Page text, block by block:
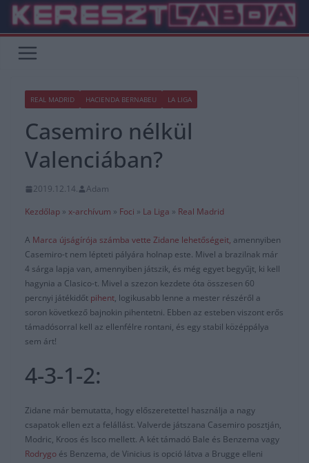
Skip
content
REAL MADRID HACIENDA BERNABEU LA LIGA
Casemiro nélkül
Valenciában?
2019.12.14.
Adam
Kezdőlap » x-archívum » Foci » La Liga » Real Madrid
A Marca újságírója számba vette Zidane lehetőségeit, amennyiben
Casemiro-t nem lépteti pályára holnap este. Mivel a brazilnak már
4 sárga lapja van, amennyiben játszik, és még egyet begyűjt, ki kell
hagynia a Clasico-t. Mivel a szezon kezdete óta összesen 60
percnyi játékidőt pihent, logikusabb lenne a mester részéről a
soron következő bajnokin pihentetni. Ebben az esteben viszont erős
támadósorral kell az ellenfélre rontani, és egy stabil középpálya
sem árt!
4-3-1-2:
Zidane már bemutatta, hogy előszeretettel használja a nagy
csapatok ellen ezt a felállást. Valverde játszana Casemiro posztján,
Modric, Kroos és Isco mellett. A két támadó Bale és Benzema vagy
Rodrygo és Benzema, de Vinicius is opció látva a Brugge elleni